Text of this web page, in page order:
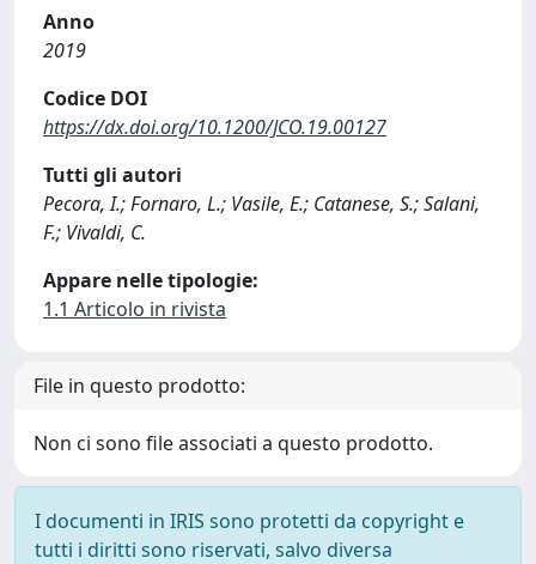
Anno
2019
Codice DOI
https://dx.doi.org/10.1200/JCO.19.00127
Tutti gli autori
Pecora, I.; Fornaro, L.; Vasile, E.; Catanese, S.; Salani,
F.; Vivaldi, C.
Appare nelle tipologie:
1.1 Articolo in rivista
File in questo prodotto:
Non ci sono file associati a questo prodotto.
I documenti in IRIS sono protetti da copyright e
tutti i diritti sono riservati, salvo diversa